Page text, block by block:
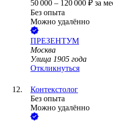
50 000 – 120 000 ₽ за
Без опыта
Можно удалённо
ПРЕЗЕНТУМ
Москва
Улица 1905 года
Откликнуться
Контекстолог
Без опыта
Можно удалённо